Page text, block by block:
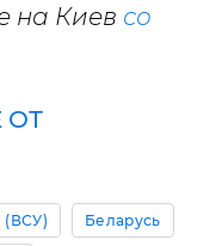
на Киев со
ОТ
(ВСУ) Беларусь